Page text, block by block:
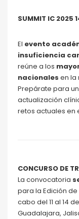
SUMMIT IC 2025
El evento
insuficiencia
reúne a los
nacionales en la
Prepárate para
actualización
retos actuales en
CONCURSO DE
La convocatoria
para la Edición de
cabo del 11 al 14
Guadalajara,